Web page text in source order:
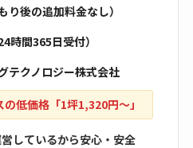
り後の追加料金なし）
時間365日受付）
テクノロジー株式会社
低価格「1坪1,320円〜」
しているから安心・安全